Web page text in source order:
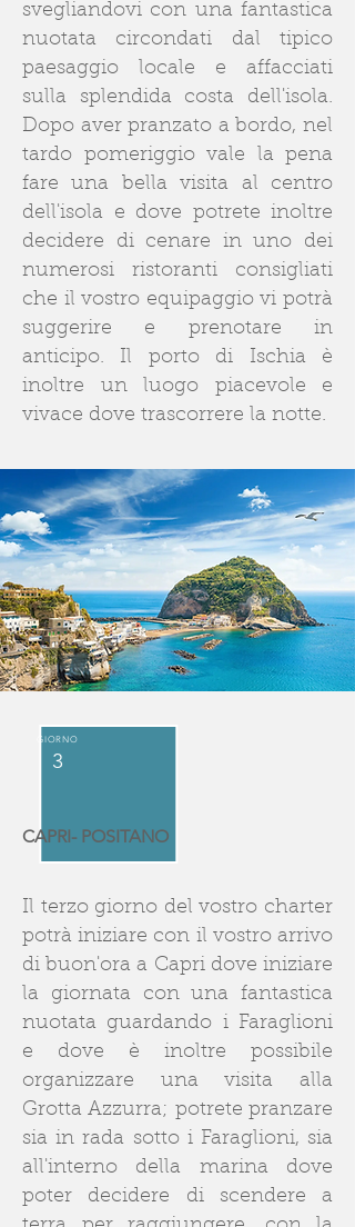
svegliandovi con una fantastica
nuotata circondati dal tipico
paesaggio locale e affacciati
sulla splendida costa dell'isola.
Dopo aver pranzato a bordo, nel
tardo pomeriggio vale la pena
fare una bella visita al centro
dell'isola e dove potrete inoltre
decidere di cenare in uno dei
numerosi ristoranti consigliati
che il vostro equipaggio vi potrà
suggerire e prenotare in
anticipo. Il porto di Ischia è
inoltre un luogo piacevole e
vivace dove trascorrere la notte.
GIORNO
3
CAPRI- POSITANO
Il terzo giorno del vostro charter
potrà iniziare con il vostro arrivo
di buon'ora a Capri dove iniziare
la giornata con una fantastica
nuotata guardando i Faraglioni
e dove è inoltre possibile
organizzare una visita alla
Grotta Azzurra; potrete pranzare
sia in rada sotto i Faraglioni, sia
all'interno della marina dove
poter decidere di scendere a